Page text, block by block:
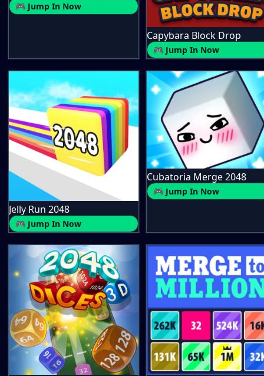
🎮 Jump In Now
Capybara Block Drop
🎮 Jump In Now
Jelly Run 2048
🎮 Jump In Now
Cubatoria Merge 2048
🎮 Jump In Now